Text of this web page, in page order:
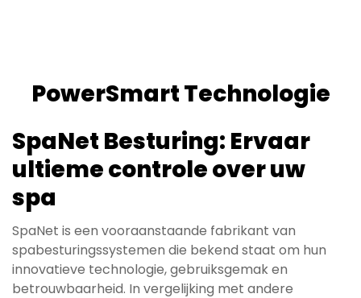
PowerSmart Technologie
SpaNet Besturing: Ervaar
ultieme controle over uw
spa
SpaNet is een vooraanstaande fabrikant van
spabesturingssystemen die bekend staat om hun
innovatieve technologie, gebruiksgemak en
betrouwbaarheid. In vergelijking met andere